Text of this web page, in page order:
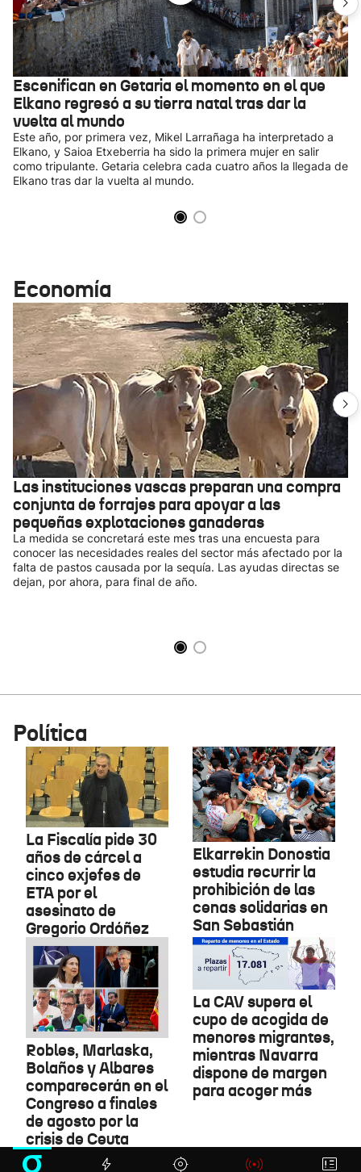
Escenifican en Getaria el momento en el que
Elkano regresó a su tierra natal tras dar la
vuelta al mundo
Este año, por primera vez, Mikel Larrañaga ha interpretado a
Elkano, y Saioa Etxeberria ha sido la primera mujer en salir
como tripulante. Getaria celebra cada cuatro años la llegada de
Elkano tras dar la vuelta al mundo.
Economía
Las instituciones vascas preparan una compra
conjunta de forrajes para apoyar a las
pequeñas explotaciones ganaderas
La medida se concretará este mes tras una encuesta para
conocer las necesidades reales del sector más afectado por la
falta de pastos causada por la sequía. Las ayudas directas se
dejan, por ahora, para final de año.
Política
La Fiscalía pide 30
años de cárcel a
cinco exjefes de
ETA por el
asesinato de
Gregorio Ordóñez
Elkarrekin Donostia
estudia recurrir la
prohibición de las
cenas solidarias en
San Sebastián
Robles, Marlaska,
Bolaños y Albares
comparecerán en el
Congreso a finales
de agosto por la
crisis de Ceuta
La CAV supera el
cupo de acogida de
menores migrantes,
mientras Navarra
dispone de margen
para acoger más